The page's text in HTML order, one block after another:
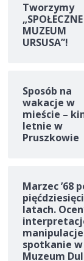
Tworzymy
„SPOŁECZNE
MUZEUM
URSUSA”!
Sposób na
wakacje w
mieście –
letnie w
Pruszkowie
Marzec ’68
latach.
spotkanie w
Muzeum